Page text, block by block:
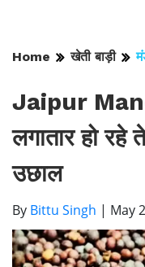
Home खेती बाड़ी
Jaipur
लगातार हो
उछाल
By Bittu Singh | May